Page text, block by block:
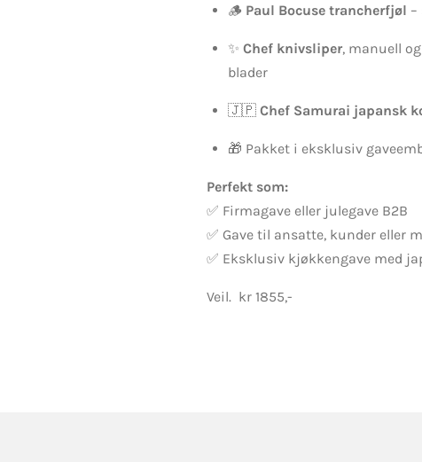
🪵 Paul Bocuse trancherfjøl –
✨ Chef knivsliper, manuell
blader
🇯🇵 Chef Samurai japansk
🎁 Pakket i eksklusiv
Perfekt som:
✅ Firmagave eller julegave B2B
✅ Gave til ansatte, kunder eller
✅ Eksklusiv kjøkkengave med
Veil. kr 1855,-